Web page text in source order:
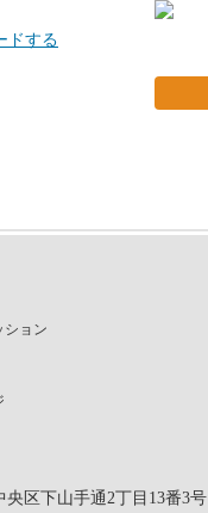
ドする
ション
央区下山手通2丁目13番3号